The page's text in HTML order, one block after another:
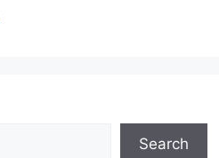
Search